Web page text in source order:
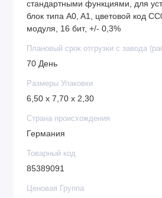
стандартными функциями, для
блок типа A0, A1, цветовой код
модуля, 16 бит, +/- 0,3%
Плановый срок отгрузки с завода
70 День
Размеры Упаковки
6,50 x 7,70 x 2,30
Страна происхождения
Германия
Товарный код
85389091
Ценовая Группа